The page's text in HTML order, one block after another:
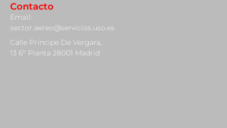
Contacto
Email:
sector.aereo@servicios.uso.es
Calle Príncipe De Vergara,
13 6º Planta 28001 Madrid